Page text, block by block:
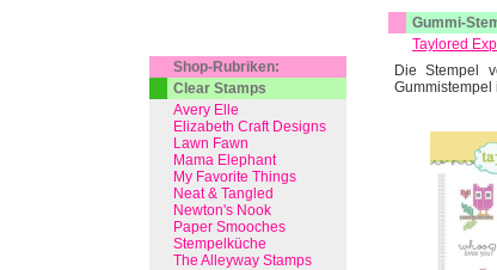
Gummi-
Taylored
Die Stempel
Gummistempel
Shop-Rubriken:
Clear Stamps
Avery Elle
Elizabeth Craft Designs
Lawn Fawn
Mama Elephant
My Favorite Things
Neat & Tangled
Newton's Nook
Paper Smooches
Stempelküche
The Alleyway Stamps